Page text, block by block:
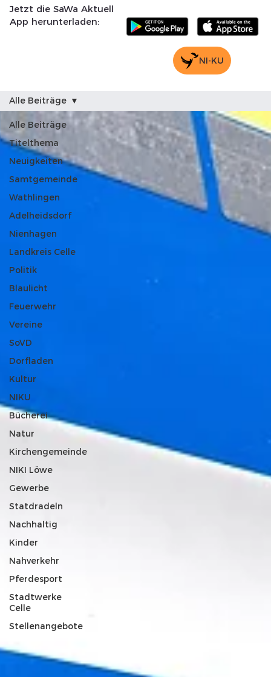
Jetzt die SaWa Aktuell
App herunterladen:
NI-KU
Alle Beiträge
Titelthema
Neuigkeiten
Samtgemeinde
Wathlingen
Adelheidsdorf
Nienhagen
Landkreis Celle
Politik
Blaulicht
Feuerwehr
Vereine
SoVD
Dorfladen
Kultur
NIKU
Bücherei
Natur
Kirchengemeinde
NIKI Löwe
Gewerbe
Statdradeln
Nachhaltig
Kinder
Nahverkehr
Pferdesport
Stadtwerke
Celle
Stellenangebote
Alle Beiträge